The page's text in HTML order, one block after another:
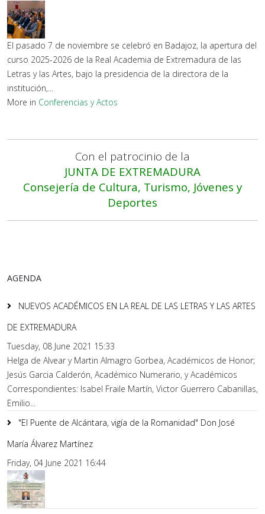
El pasado 7 de noviembre se celebró en Badajoz, la apertura del
curso 2025-2026 de la Real Academia de Extremadura de las
Letras y las Artes, bajo la presidencia de la directora de la
institución,...
More in Conferencias y Actos
Con el patrocinio de la
JUNTA DE EXTREMADURA
Consejería de Cultura, Turismo, Jóvenes y
Deportes
AGENDA
NUEVOS ACADÉMICOS EN LA REAL DE LAS LETRAS Y LAS ARTES
DE EXTREMADURA
Tuesday, 08 June 2021 15:33
Helga de Alvear y Martin Almagro Gorbea, Académicos de Honor;
Jesús Garcia Calderón, Académico Numerario, y Académicos
Correspondientes: Isabel Fraile Martín, Victor Guerrero Cabanillas,
Emilio...
"El Puente de Alcántara, vigía de la Romanidad" Don José
María Álvarez Martínez
Friday, 04 June 2021 16:44